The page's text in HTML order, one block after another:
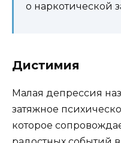
о наркотической
Дистимия
Малая депрессия
затяжное
которое